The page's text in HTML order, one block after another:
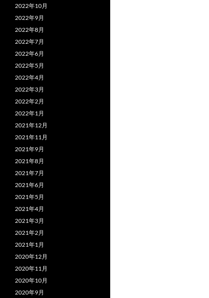
2022年10月
2022年9月
2022年8月
2022年7月
2022年6月
2022年5月
2022年4月
2022年3月
2022年2月
2022年1月
2021年12月
2021年11月
2021年9月
2021年8月
2021年7月
2021年6月
2021年5月
2021年4月
2021年3月
2021年2月
2021年1月
2020年12月
2020年11月
2020年10月
2020年9月